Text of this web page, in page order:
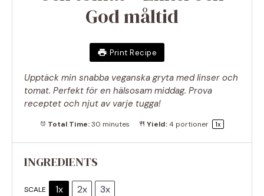
God måltid
Print Recipe
Upptäck min snabba veganska gryta med linser och
tomat. Perfekt för en hälsosam middag. Prova
receptet och njut av varje tugga!
Total Time:30 minutes Yield:4portioner 1x
INGREDIENTS
SCALE 1x 2x 3x